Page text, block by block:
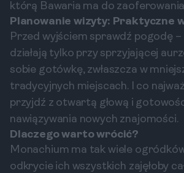
którą Bawaria ma do
Planowanie wizyty: Praktyczne
Przed wyjściem sprawdź pogodę
działają tylko przy sprzyjającej
sobie gotówkę, zwłaszcza w
tradycyjnych miejscach. I co
przyjdź z otwartą głową i
nawiązywania nowych znajomości.
Dlaczego warto wrócić?
Monachium ma tak wiele
odkrycie ich wszystkich zajęłoby